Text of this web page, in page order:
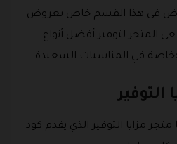
في هذا القسم خاص بعروض
المتجر لتوفير أفضل أنواع
وخاصة في المناسبات السعيدة.
مزايا التوفير الذي يقدم كود